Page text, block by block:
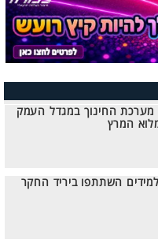
מערכת החינוך במגדל העמק
המרץ
השתתפו ביריד החקר